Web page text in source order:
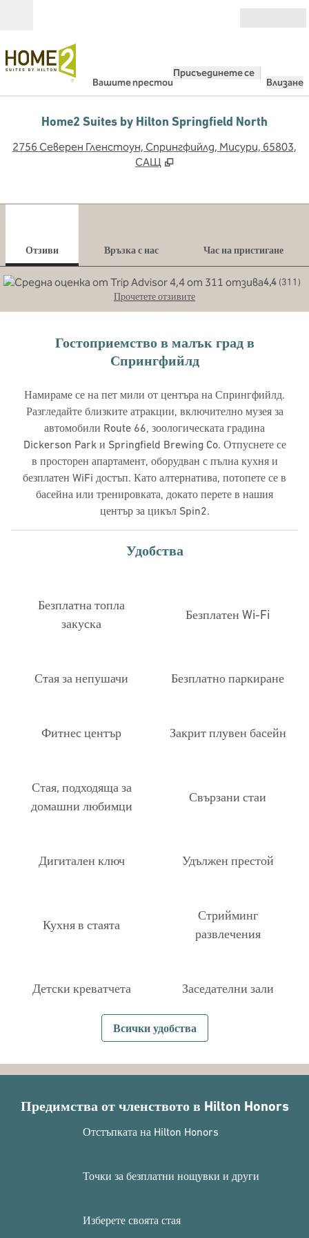
Вашите престои
Присъединете се
Влизане
Home2 Suites by Hilton Springfield North
2756 Северен Гленстоун, Спрингфийлд, Мисури, 65803,
САЩ
Отзиви Връзка с нас
Час на пристигане
4,4 (311)
Прочетете отзивите
Гостоприемство в малък град в
Спрингфийлд
Намираме се на пет мили от центъра на Спрингфийлд.
Разгледайте близките атракции, включително музея за
автомобили Route 66, зоологическата градина
Dickerson Park и Springfield Brewing Co. Отпуснете се
в просторен апартамент, оборудван с пълна кухня и
безплатен WiFi достъп. Като алтернатива, потопете се в
басейна или тренировката, докато перете в нашия
център за цикъл Spin2.
Удобства
Безплатна топла
закуска
Безплатен Wi-Fi
Стая за непушачи Безплатно паркиране
Фитнес център Закрит плувен басейн
Стая, подходяща за
домашни любимци
Свързани стаи
Дигитален ключ Удължен престой
Кухня в стаята
Стрийминг
развлечения
Детски креватчета Заседателни зали
Всички удобства
Предимства от членството в Hilton Honors
Отстъпката на Hilton Honors
Точки за безплатни нощувки и други
Изберете своята стая